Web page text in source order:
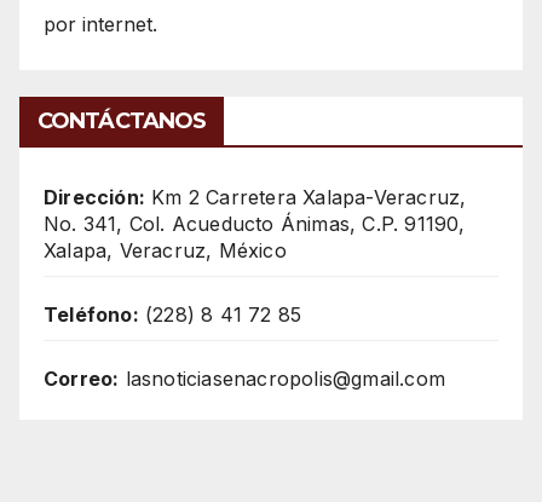
por internet.
CONTÁCTANOS
Dirección: Km 2 Carretera Xalapa-Veracruz,
No. 341, Col. Acueducto Ánimas, C.P. 91190,
Xalapa, Veracruz, México
Teléfono: (228) 8 41 72 85
Correo: lasnoticiasenacropolis@gmail.com